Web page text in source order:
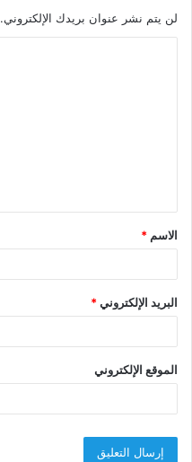
لن يتم نشر عنوان بريدك الإلكتروني.
ق
*
الاسم *
البريد الإلكتروني*
الموقع الإلكتروني